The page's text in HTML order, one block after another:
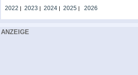
2022 | 2023 | 2024| 2025| 2026
ANZEIGE